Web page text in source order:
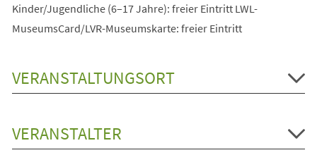
Kinder/Jugendliche (6–17 Jahre): freier Eintritt LWL-
MuseumsCard/LVR-Museumskarte: freier Eintritt
VERANSTALTUNGSORT
VERANSTALTER